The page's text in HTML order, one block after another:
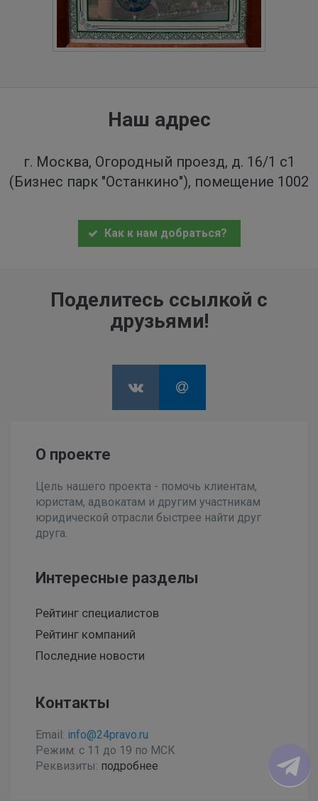
Наш адрес
г. Москва, Огородный проезд, д. 16/1 с1
(Бизнес парк "Останкино"), помещение 1002
Как к нам добраться?
Поделитесь ссылкой с
друзьями!
О проекте
Цель нашего проекта - помочь клиентам,
юристам, адвокатам и другим участникам
юридической отрасли быстрее найти друг
друга.
Интересные разделы
Рейтинг специалистов
Рейтинг компаний
Последние новости
Контакты
Email: info@24pravo.ru
Режим: с 11 до 19 по МСК
Реквизиты: подробнее